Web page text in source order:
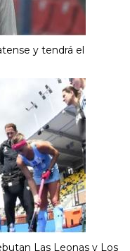
y tendrá el
Las Leonas y Los